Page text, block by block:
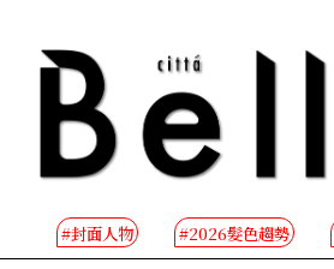
#封面人物 #2026髮色趨勢